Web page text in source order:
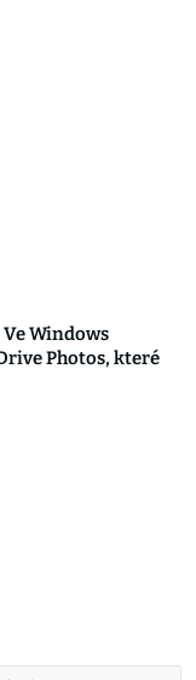
Windows
Photos, které